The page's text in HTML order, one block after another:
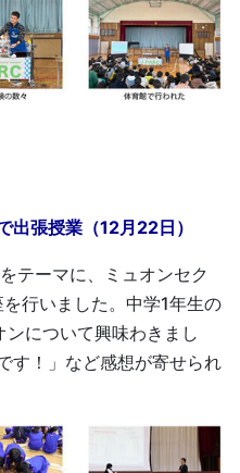
出張授業（12月22日）
テーマに、ミュオンセク
行いました。中学1年生の
について興味わきまし
す！」など感想が寄せられ